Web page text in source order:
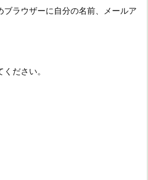
ラウザーに自分の名前、メールア
ださい。